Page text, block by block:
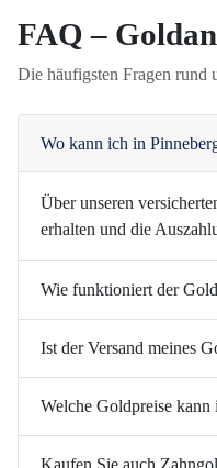
FAQ –
Die häufigsten Fragen rund
Wo kann ich in
Über unseren
erhalten und die
Wie funktioniert der
Ist der Versand meines
Welche Goldpreise kann